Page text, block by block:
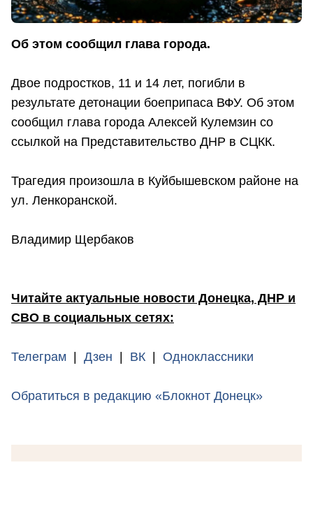
Об этом сообщил глава города.
Двое подростков, 11 и 14 лет, погибли в
результате детонации боеприпаса ВФУ. Об этом
сообщил глава города Алексей Кулемзин со
ссылкой на Представительство ДНР в СЦКК.
Трагедия произошла в Куйбышевском районе на
ул. Ленкоранской.
Владимир Щербаков
Читайте актуальные новости Донецка, ДНР и
СВО в социальных сетях:
Телеграм Дзен ВК Одноклассники
Обратиться в редакцию «Блокнот Донецк»